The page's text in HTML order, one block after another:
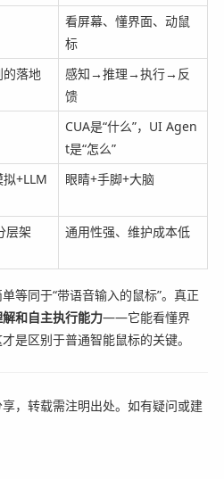
看屏幕、懂界面、动鼠
标
落地
感知→推理→执行→反
馈
CUA是“什么”，UI Agen
t是“怎么”
+LLM
眼睛+手脚+大脑
层架
通用性强、维护成本低
等同于“带语音输入的鼠标”。真正
和自主执行能力——它能看懂界
是区别于普通智能鼠标的关键。
，转载需注明出处。如有疑问或建